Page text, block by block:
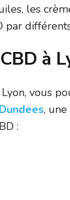
les
par
à
vous
,
: